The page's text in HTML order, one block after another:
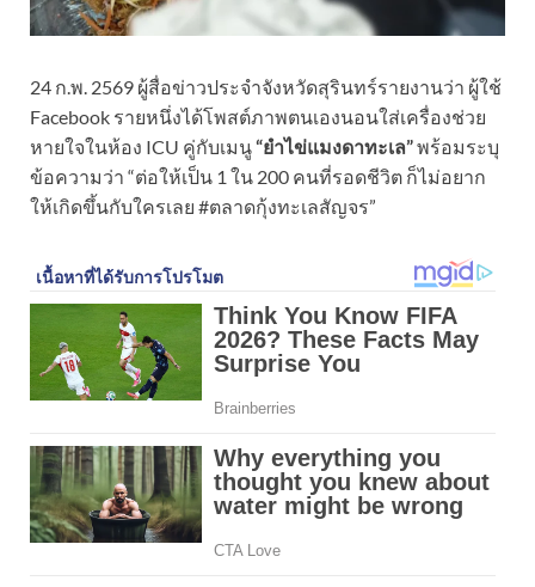
24 ก.พ. 2569 ผู้สื่อข่าวประจำจังหวัดสุรินทร์รายงานว่า ผู้ใช้
Facebook รายหนึ่งได้โพสต์ภาพตนเองนอนใส่เครื่องช่วย
หายใจในห้อง ICU คู่กับเมนู“ยำไข่แมงดาทะเล”พร้อมระบุ
ข้อความว่า “ต่อให้เป็น 1 ใน 200 คนที่รอดชีวิต ก็ไม่อยาก
ให้เกิดขึ้นกับใครเลย #ตลาดกุ้งทะเลสัญจร”